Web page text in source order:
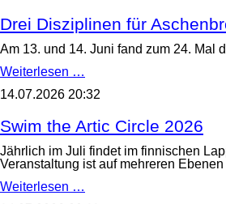
Drei Disziplinen für
Am 13. und 14. Juni fand zum 24. Mal
Weiterlesen …
für
14.07.2026 20:32
Swim the Artic Circle 2026
Jährlich im Juli findet im finnischen
Veranstaltung ist auf mehreren
Weiterlesen …